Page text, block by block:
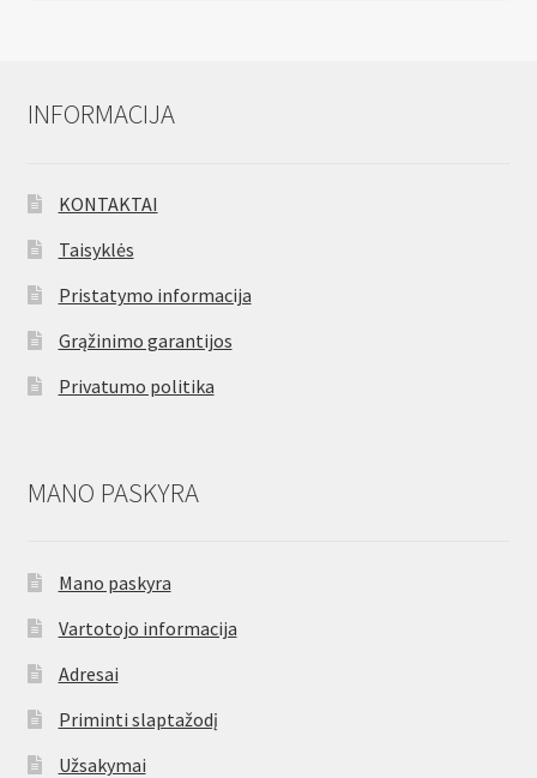
INFORMACIJA
KONTAKTAI
Taisyklės
Pristatymo informacija
Grąžinimo garantijos
Privatumo politika
MANO PASKYRA
Mano paskyra
Vartotojo informacija
Adresai
Priminti slaptažodį
Užsakymai